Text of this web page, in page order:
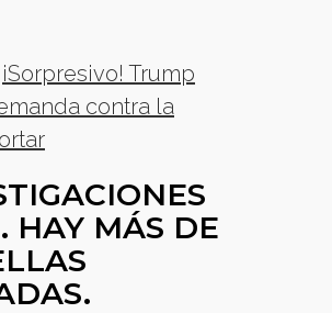
¡Sorpresivo! Trump
contra la
HAY MÁS DE